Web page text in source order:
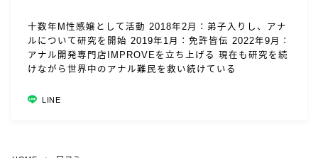
十数年M性感嬢として活動 2018年2月：弟子入りし、アナ
ルについて研究を開始 2019年1月：免許皆伝 2022年9月：
アナル開発専門店IMPROVEを立ち上げる 現在も研究を続
けながら世界中のアナル難民を救い続けている
LINE